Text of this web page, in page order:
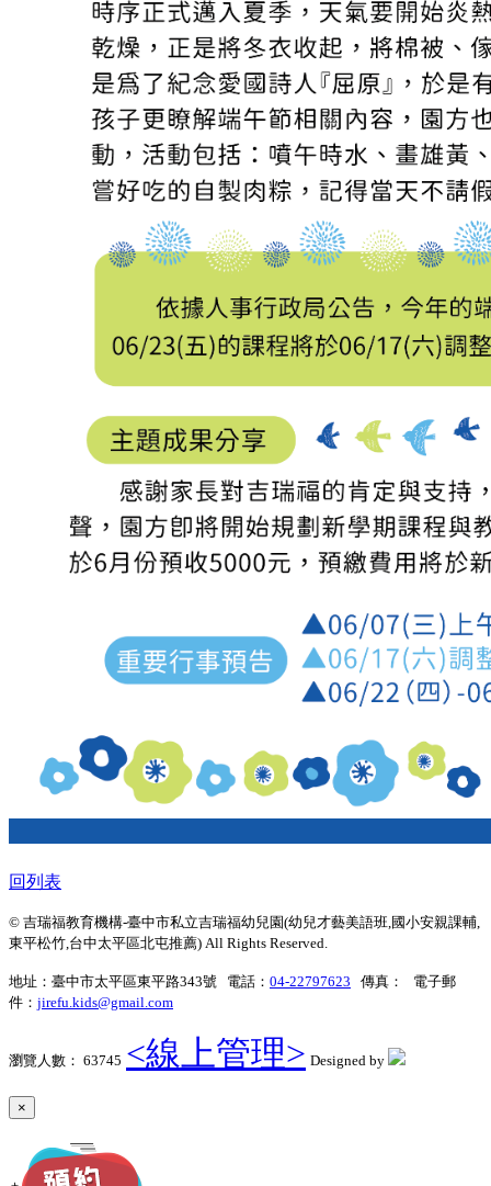
回列表
© 吉瑞福教育機構-臺中市私立吉瑞福幼兒園(幼兒才藝美語班,國小安親課輔,
東平松竹,台中太平區北屯推薦) All Rights Reserved.
地址：臺中市太平區東平路343號 電話： 04-22797623 傳真： 電子郵
件： jirefu.kids@gmail.com
瀏覽人數： 63745 <線上管理> Designed by
×